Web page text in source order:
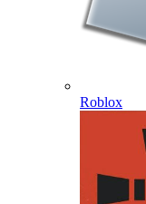
Roblox